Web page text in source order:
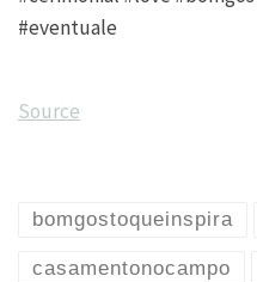
#eventuale
Source
bomgostoqueinspira
casamentonocampo